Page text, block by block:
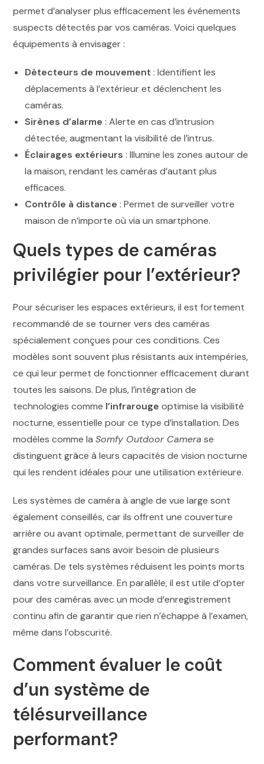
permet d’analyser plus efficacement les événements
suspects détectés par vos caméras. Voici quelques
équipements à envisager :
Détecteurs de mouvement : Identifient les
déplacements à l’extérieur et déclenchent les
caméras.
Sirènes d’alarme : Alerte en cas d’intrusion
détectée, augmentant la visibilité de l’intrus.
Éclairages extérieurs : Illumine les zones autour de
la maison, rendant les caméras d’autant plus
efficaces.
Contrôle à distance : Permet de surveiller votre
maison de n’importe où via un smartphone.
Quels types de caméras
privilégier pour l’extérieur?
Pour sécuriser les espaces extérieurs, il est fortement
recommandé de se tourner vers des caméras
spécialement conçues pour ces conditions. Ces
modèles sont souvent plus résistants aux intempéries,
ce qui leur permet de fonctionner efficacement durant
toutes les saisons. De plus, l’intégration de
technologies comme l’infrarouge optimise la visibilité
nocturne, essentielle pour ce type d’installation. Des
modèles comme laSomfy Outdoor Camera se
distinguent grâce à leurs capacités de vision nocturne
qui les rendent idéales pour une utilisation extérieure.
Les systèmes de caméra à angle de vue large sont
également conseillés, car ils offrent une couverture
arrière ou avant optimale, permettant de surveiller de
grandes surfaces sans avoir besoin de plusieurs
caméras. De tels systèmes réduisent les points morts
dans votre surveillance. En parallèle, il est utile d’opter
pour des caméras avec un mode d’enregistrement
continu afin de garantir que rien n’échappe à l’examen,
même dans l’obscurité.
Comment évaluer le coût
d’un système de
télésurveillance
performant?